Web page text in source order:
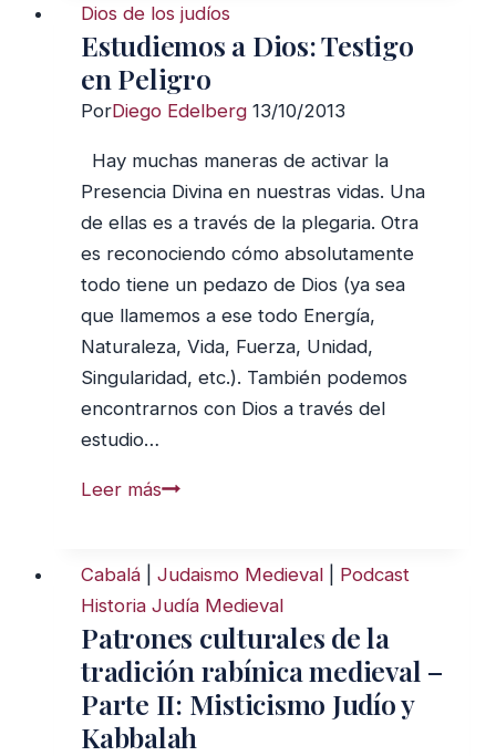
y
El
Judaísmo
Rabínico:
historia
de
la
Halaja
Dios de los judíos
Estudiemos a Dios: Testigo
en Peligro
PorDiego Edelberg 13/10/2013
Hay muchas maneras de activar la
Presencia Divina en nuestras vidas. Una
de ellas es a través de la plegaria. Otra
es reconociendo cómo absolutamente
todo tiene un pedazo de Dios (ya sea
que llamemos a ese todo Energía,
Naturaleza, Vida, Fuerza, Unidad,
Singularidad, etc.). También podemos
encontrarnos con Dios a través del
estudio…
Leer másEstudiemos
Testigo
en
Peligro
Cabalá |Judaismo Medieval
Podcast
Historia Judía Medieval
Patrones culturales de la
tradición rabínica medieval –
Parte II: Misticismo Judío y
Kabbalah